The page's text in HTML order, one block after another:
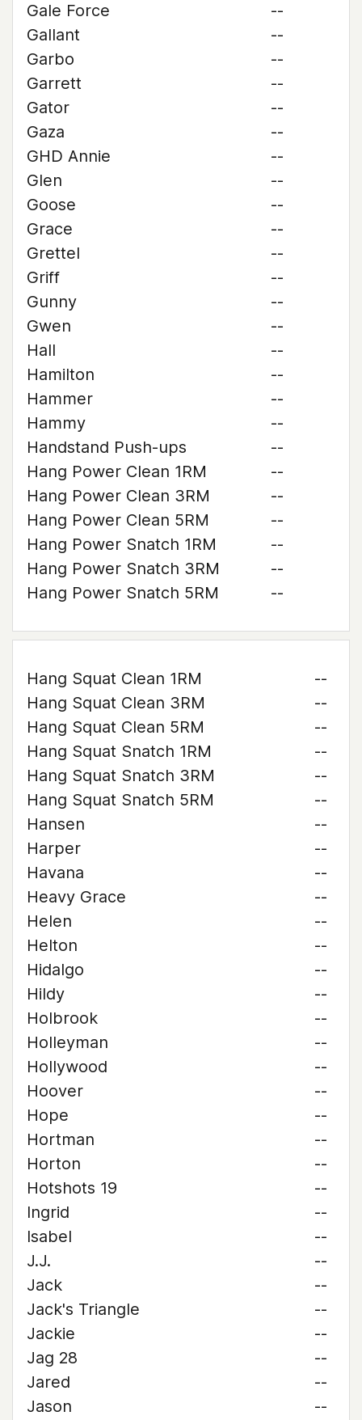
Gale Force
--
Gallant
--
Garbo
--
Garrett
--
Gator
--
Gaza
--
GHD Annie
--
Glen
--
Goose
--
Grace
--
Grettel
--
Griff
--
Gunny
--
Gwen
--
Hall
--
Hamilton
--
Hammer
--
Hammy
--
Handstand Push-ups
--
Hang Power Clean 1RM
--
Hang Power Clean 3RM
--
Hang Power Clean 5RM
--
Hang Power Snatch 1RM
--
Hang Power Snatch 3RM
--
Hang Power Snatch 5RM
--
Hang Squat Clean 1RM
--
Hang Squat Clean 3RM
--
Hang Squat Clean 5RM
--
Hang Squat Snatch 1RM
--
Hang Squat Snatch 3RM
--
Hang Squat Snatch 5RM
--
Hansen
--
Harper
--
Havana
--
Heavy Grace
--
Helen
--
Helton
--
Hidalgo
--
Hildy
--
Holbrook
--
Holleyman
--
Hollywood
--
Hoover
--
Hope
--
Hortman
--
Horton
--
Hotshots 19
--
Ingrid
--
Isabel
--
J.J.
--
Jack
--
Jack's Triangle
--
Jackie
--
Jag 28
--
Jared
--
Jason
--